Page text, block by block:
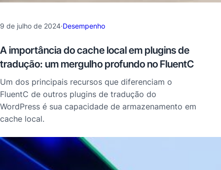
9 de julho de 2024·Desempenho
A importância do cache local em plugins de
tradução: um mergulho profundo no FluentC
Um dos principais recursos que diferenciam o
FluentC de outros plugins de tradução do
WordPress é sua capacidade de armazenamento em
cache local.